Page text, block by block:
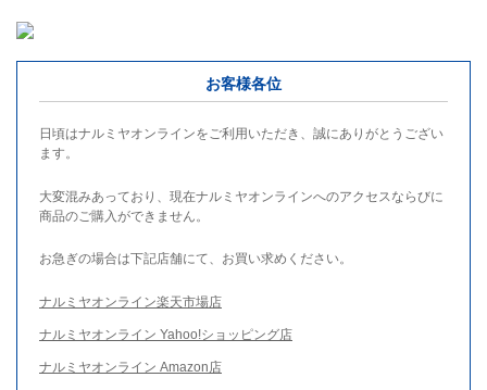
お客様各位
日頃はナルミヤオンラインをご利用いただき、誠にありがとうござい
ます。
大変混みあっており、現在ナルミヤオンラインへのアクセスならびに
商品のご購入ができません。
お急ぎの場合は下記店舗にて、お買い求めください。
ナルミヤオンライン楽天市場店
ナルミヤオンライン Yahoo!ショッピング店
ナルミヤオンライン Amazon店